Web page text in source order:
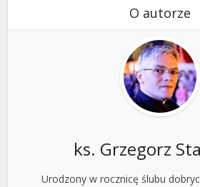
O autorze
ks. Grzegorz
Urodzony w rocznicę ślubu